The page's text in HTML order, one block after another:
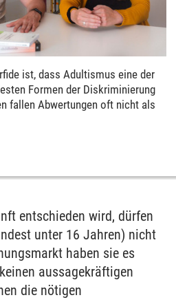
ist, dass Adultismus eine der
Formen der Diskriminierung
fallen Abwertungen oft nicht als
entschieden wird, dürfen
unter 16 Jahren) nicht
haben sie es
aussagekräftigen
die nötigen